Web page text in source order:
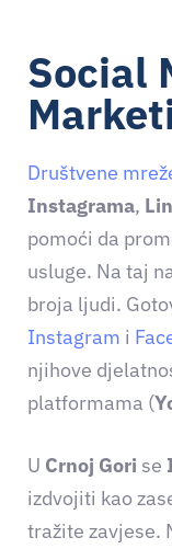
Social
Društvene
Instagrama,
pomoći da
usluge. Na taj
broja ljudi.
Instagram i
njihove
platformama (
U Crnoj Gori se
izdvojiti kao
tražite zavjese.